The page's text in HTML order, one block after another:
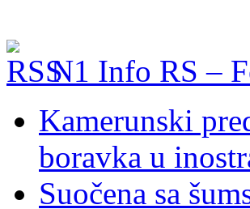
N1 Info RS –
Kamerunski
boravka u
Suočena sa